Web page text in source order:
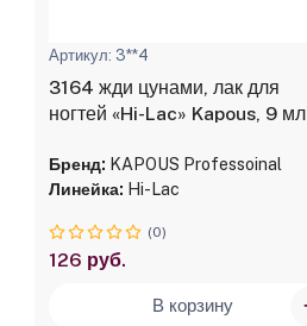
Артикул: 3**4
3164 жди цунами, лак для
ногтей «Hi-Lac» Kapous, 9 мл
Бренд: KAPOUS Professoinal
Линейка: Hi-Lac
(0)
126 руб.
В корзину